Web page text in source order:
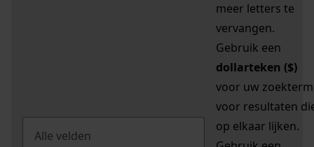
meer letters te
vervangen.
Gebruik een
dollarteken ($)
voor uw zoekterm
voor resultaten
op elkaar lijken.